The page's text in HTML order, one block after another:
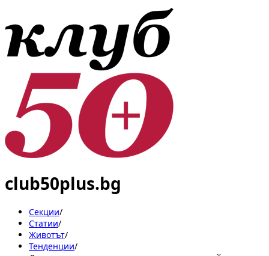
club50plus.bg
Секции/
Статии/
Животът/
Тенденции/